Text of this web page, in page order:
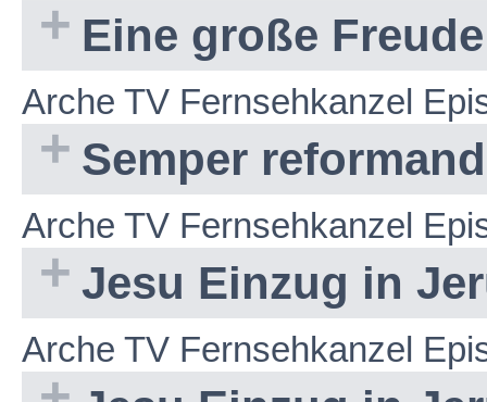
Eine große
Arche TV Fernsehkanzel
Semper
Arche TV Fernsehkanzel
Jesu Einzug in
Arche TV Fernsehkanzel